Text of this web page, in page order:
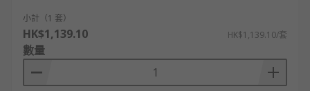
小計（1 套）
HK$1,139.10 HK$1,139.10/套
數量